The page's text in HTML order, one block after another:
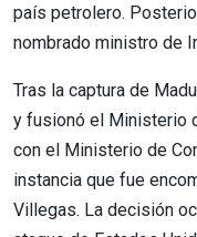
país petrolero.
nombrado ministro de
Tras la captura de
y fusionó el Ministerio
con el Ministerio de
instancia que fue
Villegas. La decisión